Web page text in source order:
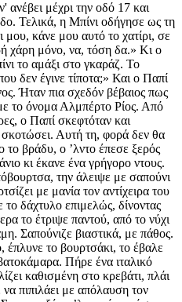
μέχρι την οδό 17 και
Τελικά, η Μπίνι οδήγησε ως τη
κάνε μου αυτό το χατίρι, σε
χάρη μόνο, να, τόση δα.» Κι ο
το αμάξι στο γκαράζ. Το
δεν έγινε τίποτα;» Και ο Παπί
Ήταν πια σχεδόν βέβαιος πως
το όνομα Αλμπέρτο Ρίος. Από
ο Παπί σκεφτόταν και
σκοτώσει. Αυτή τη, φορά δεν θα
το βράδυ, ο ʼλντο έπεσε ξερός
κι έκανε ένα γρήγορο ντους.
την άλειψε με σαπούνι
με μανία τον αντίχειρα του
το δάχτυλο επιμελώς, δίνοντας
το έτριψε παντού, από το νύχι
Σαπούνιζε βιαστικά, με πάθος.
έπλυνε το βουρτσάκι, το έβαλε
Πήρε ένα ιταλικό
καθισμένη στο κρεβάτι, πλάι
πιπιλάει με απόλαυση τον